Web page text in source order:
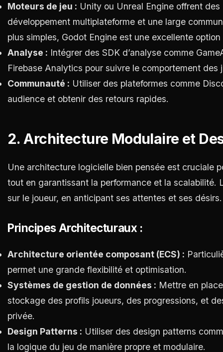
Moteurs de jeu : Unity ou Unreal Engine offrent
développement multiplateforme et une large
plus simples, Godot Engine est une excellente
Analyse : Intégrer des SDK d’analyse comme
Firebase Analytics pour suivre le comportement des
Communauté : Utiliser des plateformes comme
audience et obtenir des retours rapides.
2. Architecture Modulaire et
Une architecture logicielle bien pensée est cruciale
tout en garantissant la performance et la
sur le joueur, en anticipant ses attentes et ses désirs.
Principes Architecturaux :
Architecture orientée composant (ECS) :
permet une grande flexibilité et optimisation.
Systèmes de gestion de données : Mettre en
stockage des profils joueurs, des progressions, et
privée.
Design Patterns : Utiliser des design patterns
la logique du jeu de manière propre et modulaire.